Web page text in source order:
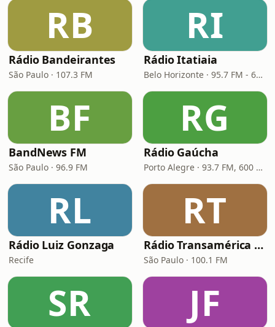
RB
Rádio Bandeirantes
São Paulo · 107.3 FM
RI
Rádio Itatiaia
Belo Horizonte · 95.7 FM - 610 AM
BF
BandNews FM
São Paulo · 96.9 FM
RG
Rádio Gaúcha
Porto Alegre · 93.7 FM, 600 AM
RL
Rádio Luiz Gonzaga
Recife
RT
Rádio Transamérica (TMC)
São Paulo · 100.1 FM
SR JF